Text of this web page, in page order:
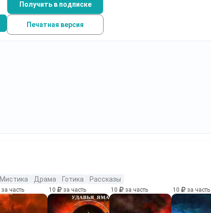
Получить в подписке
Печатная версия
Мистика Драма Готика Рассказы
за часть 10 за часть 10 за часть 10 за часть